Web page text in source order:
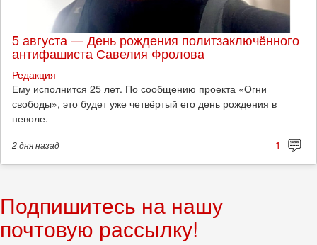
5 августа — День рождения политзаключённого
антифашиста Савелия Фролова
Редакция
Ему исполнится 25 лет. По сообщению проекта «Огни
свободы», это будет уже четвёртый его день рождения в
неволе.
2 дняназад 1
Подпишитесь на нашу
почтовую рассылку!